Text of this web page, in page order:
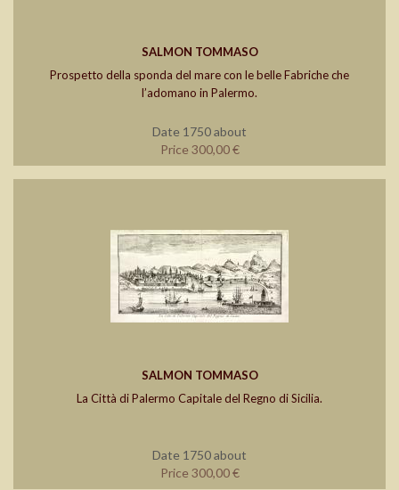
SALMON TOMMASO
Prospetto della sponda del mare con le belle Fabriche che
l’adomano in Palermo.
Date 1750 about
Price 300,00 €
SALMON TOMMASO
La Città di Palermo Capitale del Regno di Sicilia.
Date 1750 about
Price 300,00 €